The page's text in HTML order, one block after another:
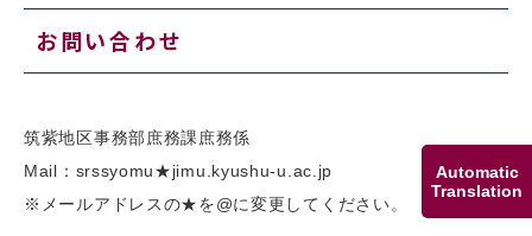
Automatic
Translation
お問い合わせ
筑紫地区事務部庶務課庶務係
Mail：srssyomu★jimu.kyushu-u.ac.jp
※メールアドレスの★を@に変更してください。